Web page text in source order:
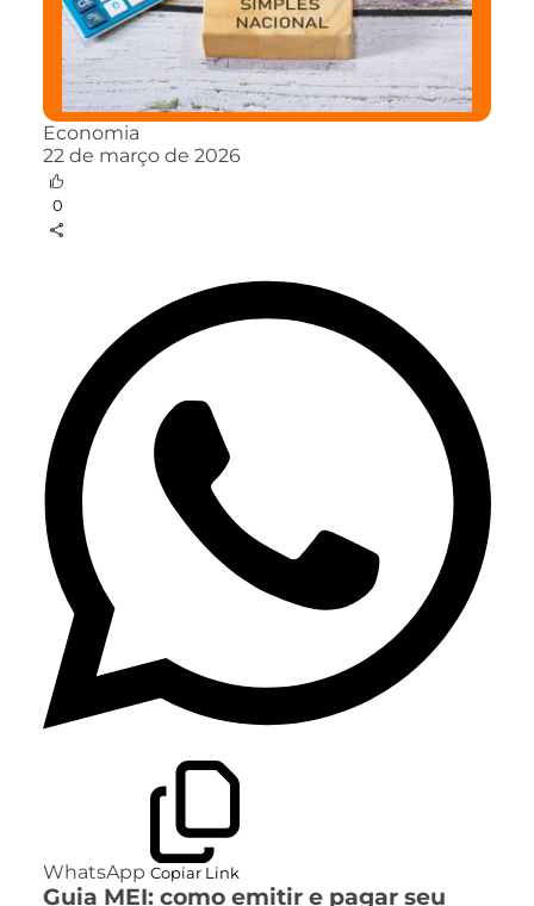
Economia
22 de março de 2026
0
WhatsApp Copiar Link
Guia MEI: como emitir e pagar seu